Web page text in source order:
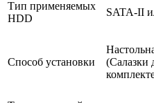
Тип применяемых
HDD
SATA-II
Способ установки
(Салазки